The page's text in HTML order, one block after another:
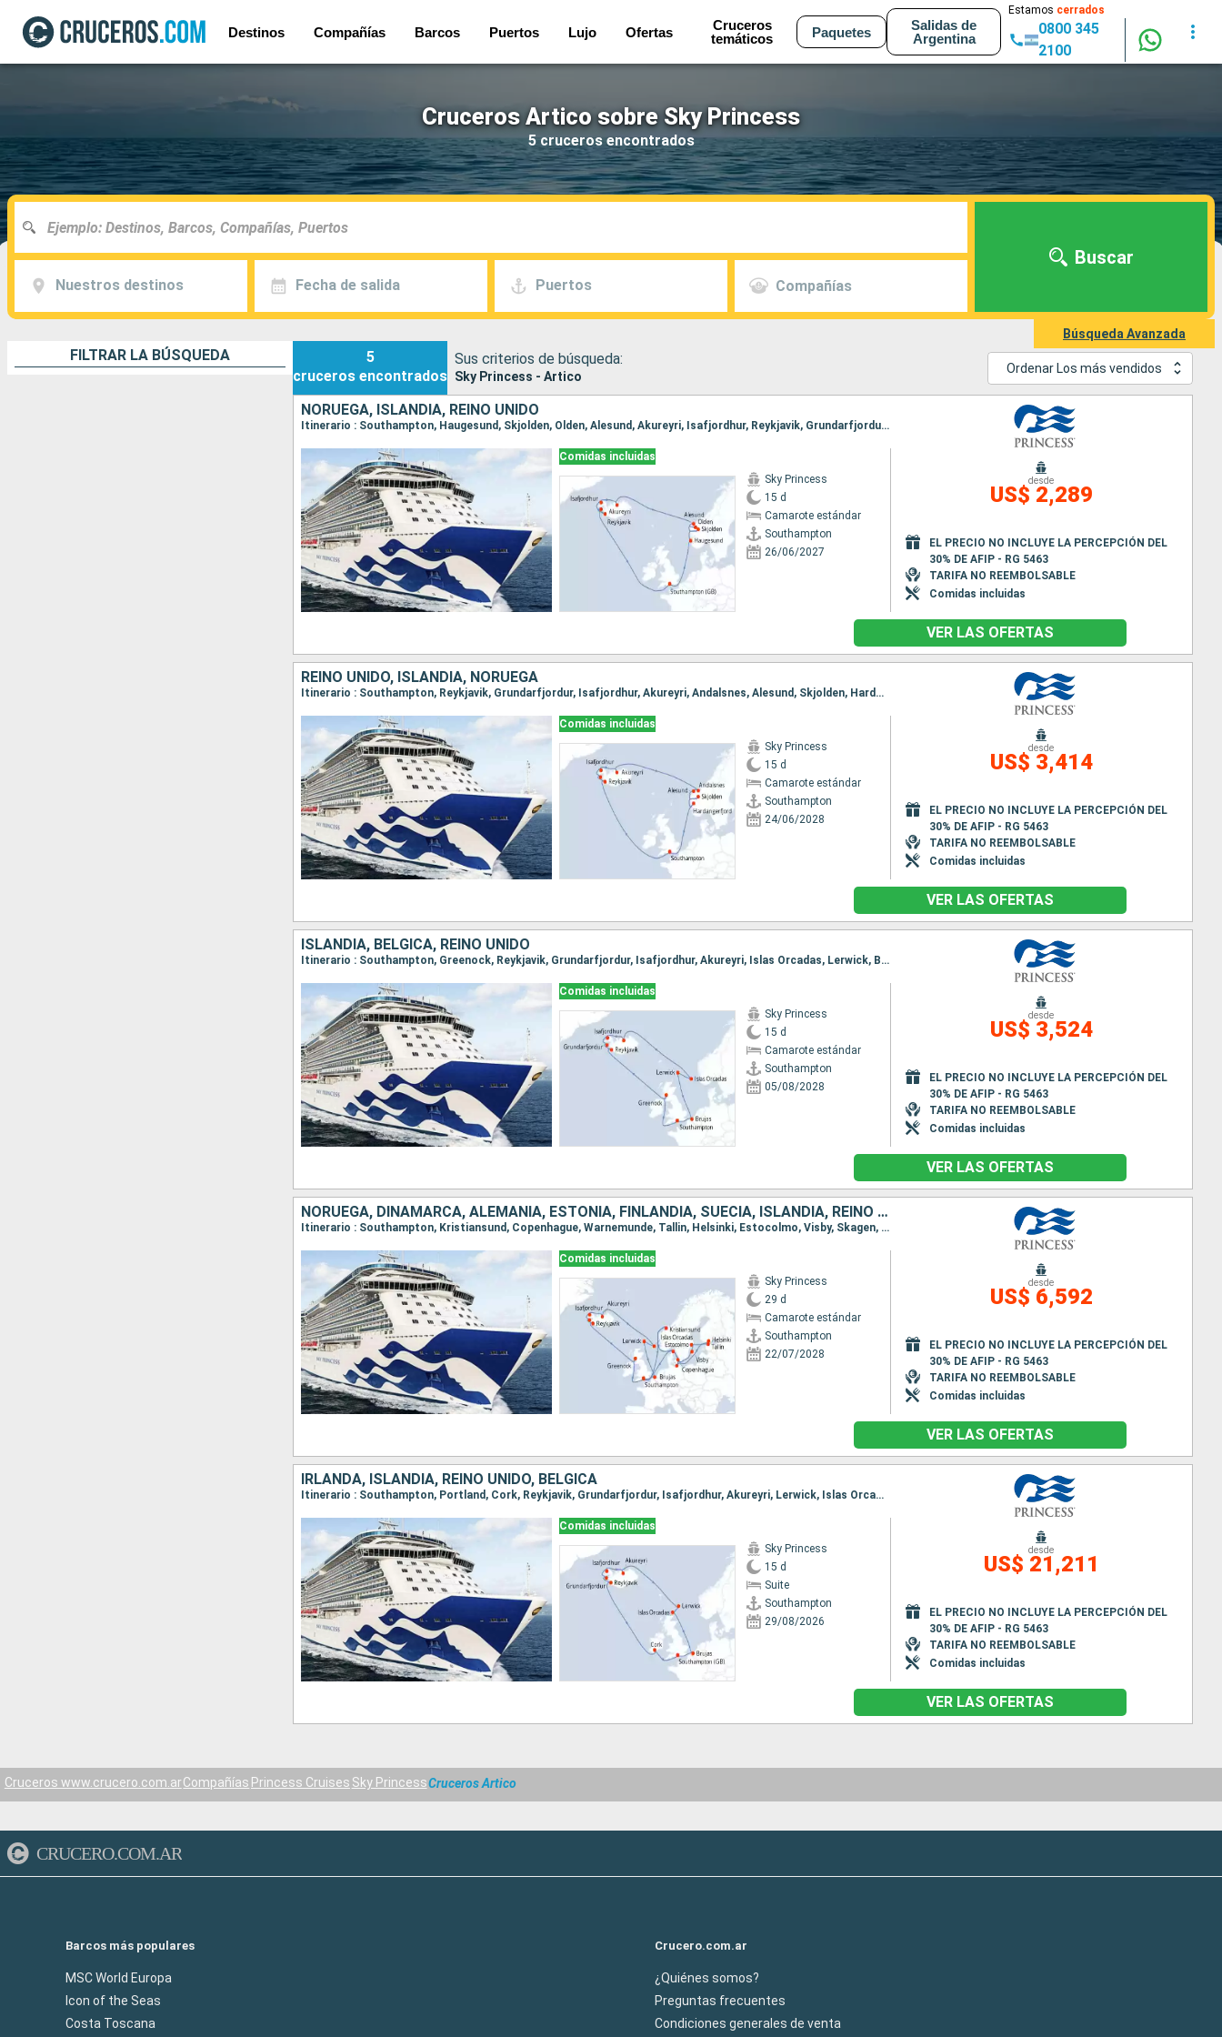
Destinos Compañías Barcos Puertos Lujo Ofertas
Cruceros
temáticos
Paquetes
Salidas de
Argentina
Estamos cerrados
0800 345
2100
Cruceros Artico sobre Sky Princess
5 cruceros encontrados
Nuestros destinos Fecha de salida Puertos Compañías
Buscar
Búsqueda Avanzada
FILTRAR LA BÚSQUEDA
5
cruceros encontrados
Sus criterios de búsqueda:
Sky Princess - Artico
Ordenar Los más vendidos
NORUEGA, ISLANDIA, REINO UNIDO
Itinerario : Southampton, Haugesund, Skjolden, Olden, Alesund, Akureyri, Isafjordhur, Reykjavik, Grundarfjordur, Southampton
Comidas incluidas
Sky Princess
15 d
Camarote estándar
Southampton
26/06/2027
desde
US$ 2,289
EL PRECIO NO INCLUYE LA PERCEPCIÓN DEL
30% DE AFIP - RG 5463
TARIFA NO REEMBOLSABLE
Comidas incluidas
VER LAS OFERTAS
REINO UNIDO, ISLANDIA, NORUEGA
Itinerario : Southampton, Reykjavik, Grundarfjordur, Isafjordhur, Akureyri, Andalsnes, Alesund, Skjolden, Hardangerfjord, Southampton
Comidas incluidas
Sky Princess
15 d
Camarote estándar
Southampton
24/06/2028
desde
US$ 3,414
EL PRECIO NO INCLUYE LA PERCEPCIÓN DEL
30% DE AFIP - RG 5463
TARIFA NO REEMBOLSABLE
Comidas incluidas
VER LAS OFERTAS
ISLANDIA, BÉLGICA, REINO UNIDO
Itinerario : Southampton, Greenock, Reykjavik, Grundarfjordur, Isafjordhur, Akureyri, Islas Orcadas, Lerwick, Brujas, Southampton
Comidas incluidas
Sky Princess
15 d
Camarote estándar
Southampton
05/08/2028
desde
US$ 3,524
EL PRECIO NO INCLUYE LA PERCEPCIÓN DEL
30% DE AFIP - RG 5463
TARIFA NO REEMBOLSABLE
Comidas incluidas
VER LAS OFERTAS
NORUEGA, DINAMARCA, ALEMANIA, ESTONIA, FINLANDIA, SUECIA, ISLANDIA, REINO UNIDO, BÉLGICA
Itinerario : Southampton, Kristiansund, Copenhague, Warnemunde, Tallin, Helsinki, Estocolmo, Visby, Skagen, Southampton, Greenock, Reykjavik, Grundarfjordur, Isafjordhur, Akureyri, Islas Orcadas, Lerwick, Brujas, Southampton
Comidas incluidas
Sky Princess
29 d
Camarote estándar
Southampton
22/07/2028
desde
US$ 6,592
EL PRECIO NO INCLUYE LA PERCEPCIÓN DEL
30% DE AFIP - RG 5463
TARIFA NO REEMBOLSABLE
Comidas incluidas
VER LAS OFERTAS
IRLANDA, ISLANDIA, REINO UNIDO, BÉLGICA
Itinerario : Southampton, Portland, Cork, Reykjavik, Grundarfjordur, Isafjordhur, Akureyri, Lerwick, Islas Orcadas, Brujas, Southampton
Comidas incluidas
Sky Princess
15 d
Suite
Southampton
29/08/2026
desde
US$ 21,211
EL PRECIO NO INCLUYE LA PERCEPCIÓN DEL
30% DE AFIP - RG 5463
TARIFA NO REEMBOLSABLE
Comidas incluidas
VER LAS OFERTAS
Cruceros www.crucero.com.arCompañías Princess Cruises Sky PrincessCruceros Artico
CRUCERO.COM.AR
Barcos más populares
MSC World Europa
Icon of the Seas
Costa Toscana
Crucero.com.ar
¿Quiénes somos?
Preguntas frecuentes
Condiciones generales de venta